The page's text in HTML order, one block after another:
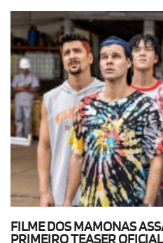
FILME DOS MAMONAS
PRIMEIRO TEASER OFICIAL